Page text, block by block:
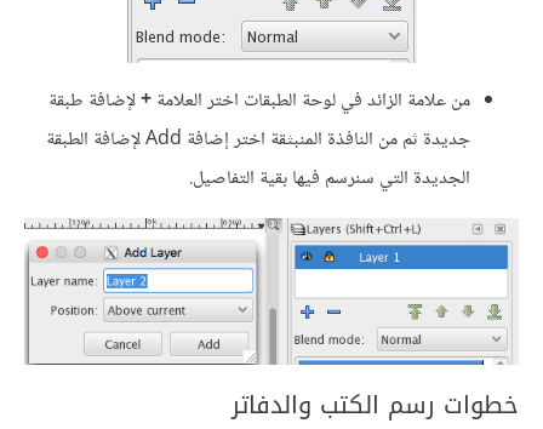
من علامة الزائد في لوحة الطبقات اختر العلامة+لإضافة طبقة
جديدة ثم من النافذة المنبثقة اختر إضافة Add لإضافة الطبقة
الجديدة التي سنرسم فيها بقية التفاصيل.
خطوات رسم الكتب والدفاتر